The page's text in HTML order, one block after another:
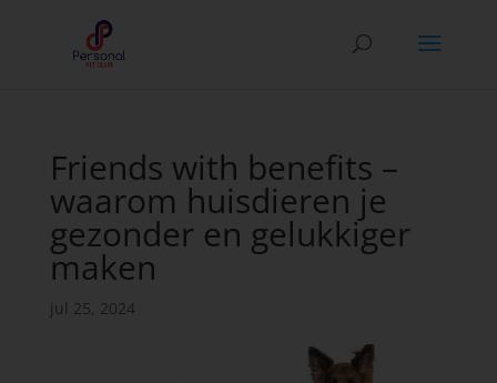
Friends with benefits –
waarom huisdieren je
gezonder en gelukkiger
maken
jul 25, 2024